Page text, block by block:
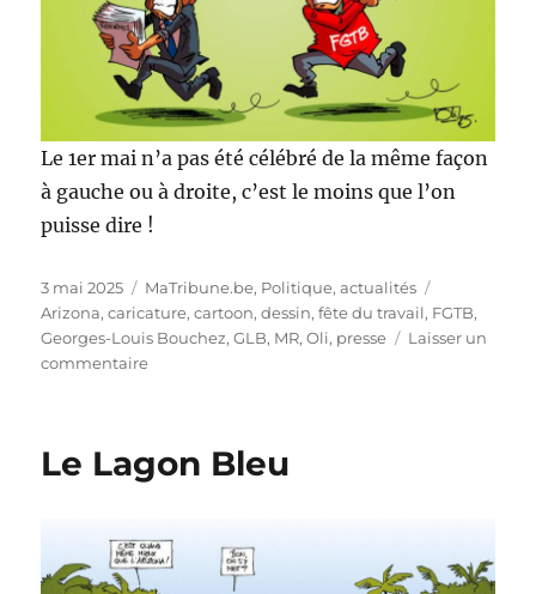
Le 1er mai n’a pas été célébré de la même façon
à gauche ou à droite, c’est le moins que l’on
puisse dire !
Publié
le
3 mai 2025 Catégories
MaTribune.be, Politique, actualités
Arizona,caricature,cartoon,dessin,fête du travail, FGTB,
Georges-Louis Bouchez,GLB, MR,Oli, presse
Laisser un
commentairesur
Le Lagon Bleu